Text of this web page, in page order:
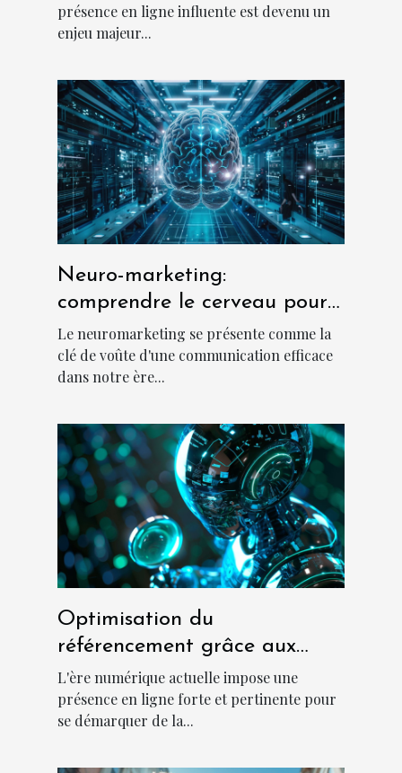
présence en ligne influente est devenu un
enjeu majeur...
Neuro-marketing:
comprendre le cerveau pour
améliorer la communication
Le neuromarketing se présente comme la
clé de voûte d'une communication efficace
dans notre ère...
Optimisation du
référencement grâce aux
articles sponsorisés et au
netlinking
L'ère numérique actuelle impose une
présence en ligne forte et pertinente pour
se démarquer de la...